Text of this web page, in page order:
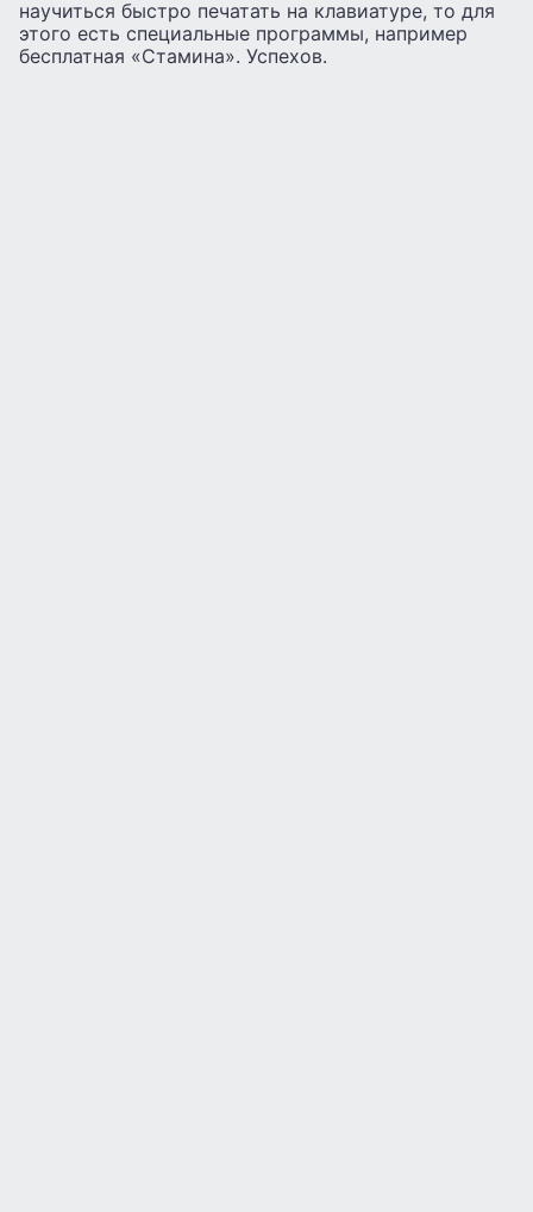
научиться быстро печатать на клавиатуре, то для
этого есть специальные программы, например
бесплатная «Стамина». Успехов.